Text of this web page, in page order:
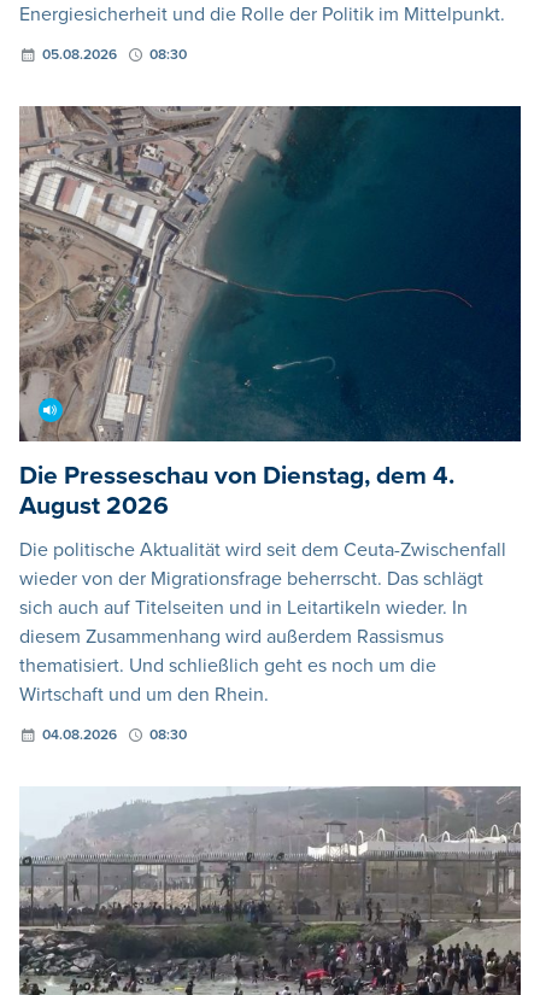
Energiesicherheit und die Rolle der Politik im Mittelpunkt.
05.08.2026 08:30
Die Presseschau von Dienstag, dem 4.
August 2026
Die politische Aktualität wird seit dem Ceuta-Zwischenfall
wieder von der Migrationsfrage beherrscht. Das schlägt
sich auch auf Titelseiten und in Leitartikeln wieder. In
diesem Zusammenhang wird außerdem Rassismus
thematisiert. Und schließlich geht es noch um die
Wirtschaft und um den Rhein.
04.08.2026 08:30